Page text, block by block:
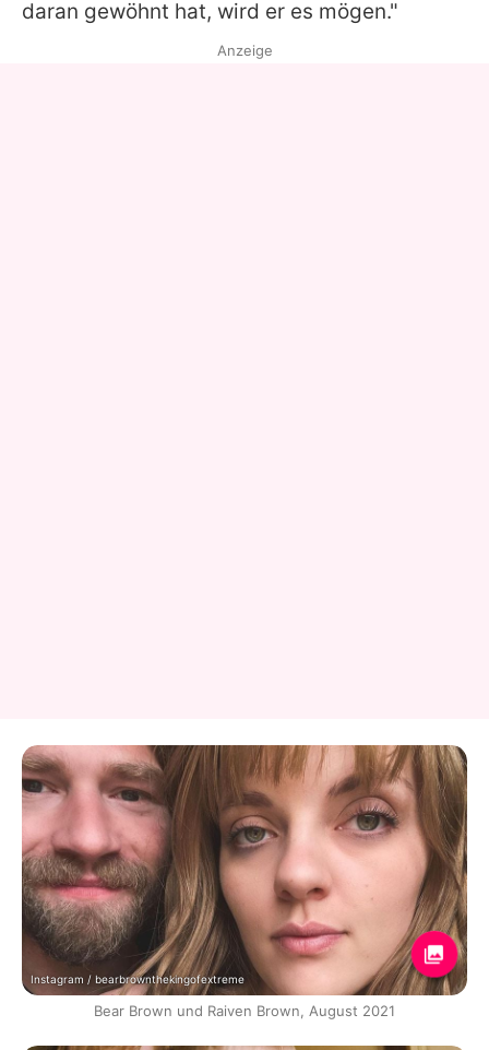
daran gewöhnt hat, wird er es mögen."
Anzeige
Instagram / bearbrownthekingofextreme
Bear Brown und Raiven Brown, August 2021